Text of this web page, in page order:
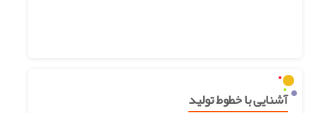
آشنایی با خطوط تولید